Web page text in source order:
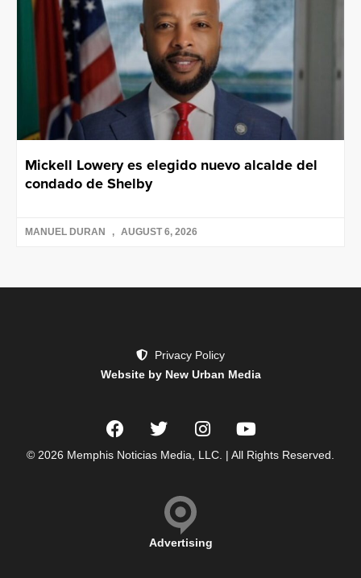
Mickell Lowery es elegido nuevo alcalde del
condado de Shelby
MANUEL DURAN AUGUST 6, 2026
Privacy Policy
Website by New Urban Media
© 2026 Memphis Noticias Media, LLC. | All Rights Reserved.
Advertising